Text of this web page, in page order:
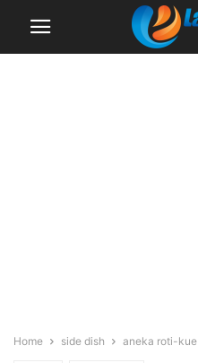
Home side dish aneka roti-kue